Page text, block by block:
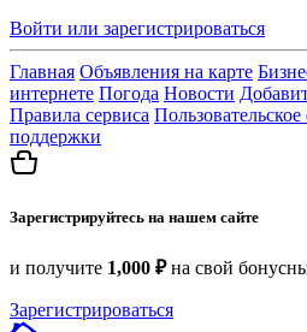
Войти или зарегистрироваться
Главная Объявления на карте
интернете Погода Новости
Правила сервиса
поддержки
Зарегистрируйтесь на нашем сайте
и получите 1,000 ₽на свой
Зарегистрироваться